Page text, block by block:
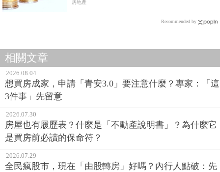
點！
房地產
Recommended by
相關文章
2026.08.04
想買房成家，申請「青安3.0」要注意什麼？專家：「這
3件事」先留意
2026.07.30
房屋也有履歷表？什麼是「不動產說明書」？為什麼它
是買房前必讀的保命符？
2026.07.29
全民瘋股市，現在「由股轉房」好嗎？內行人點破：先